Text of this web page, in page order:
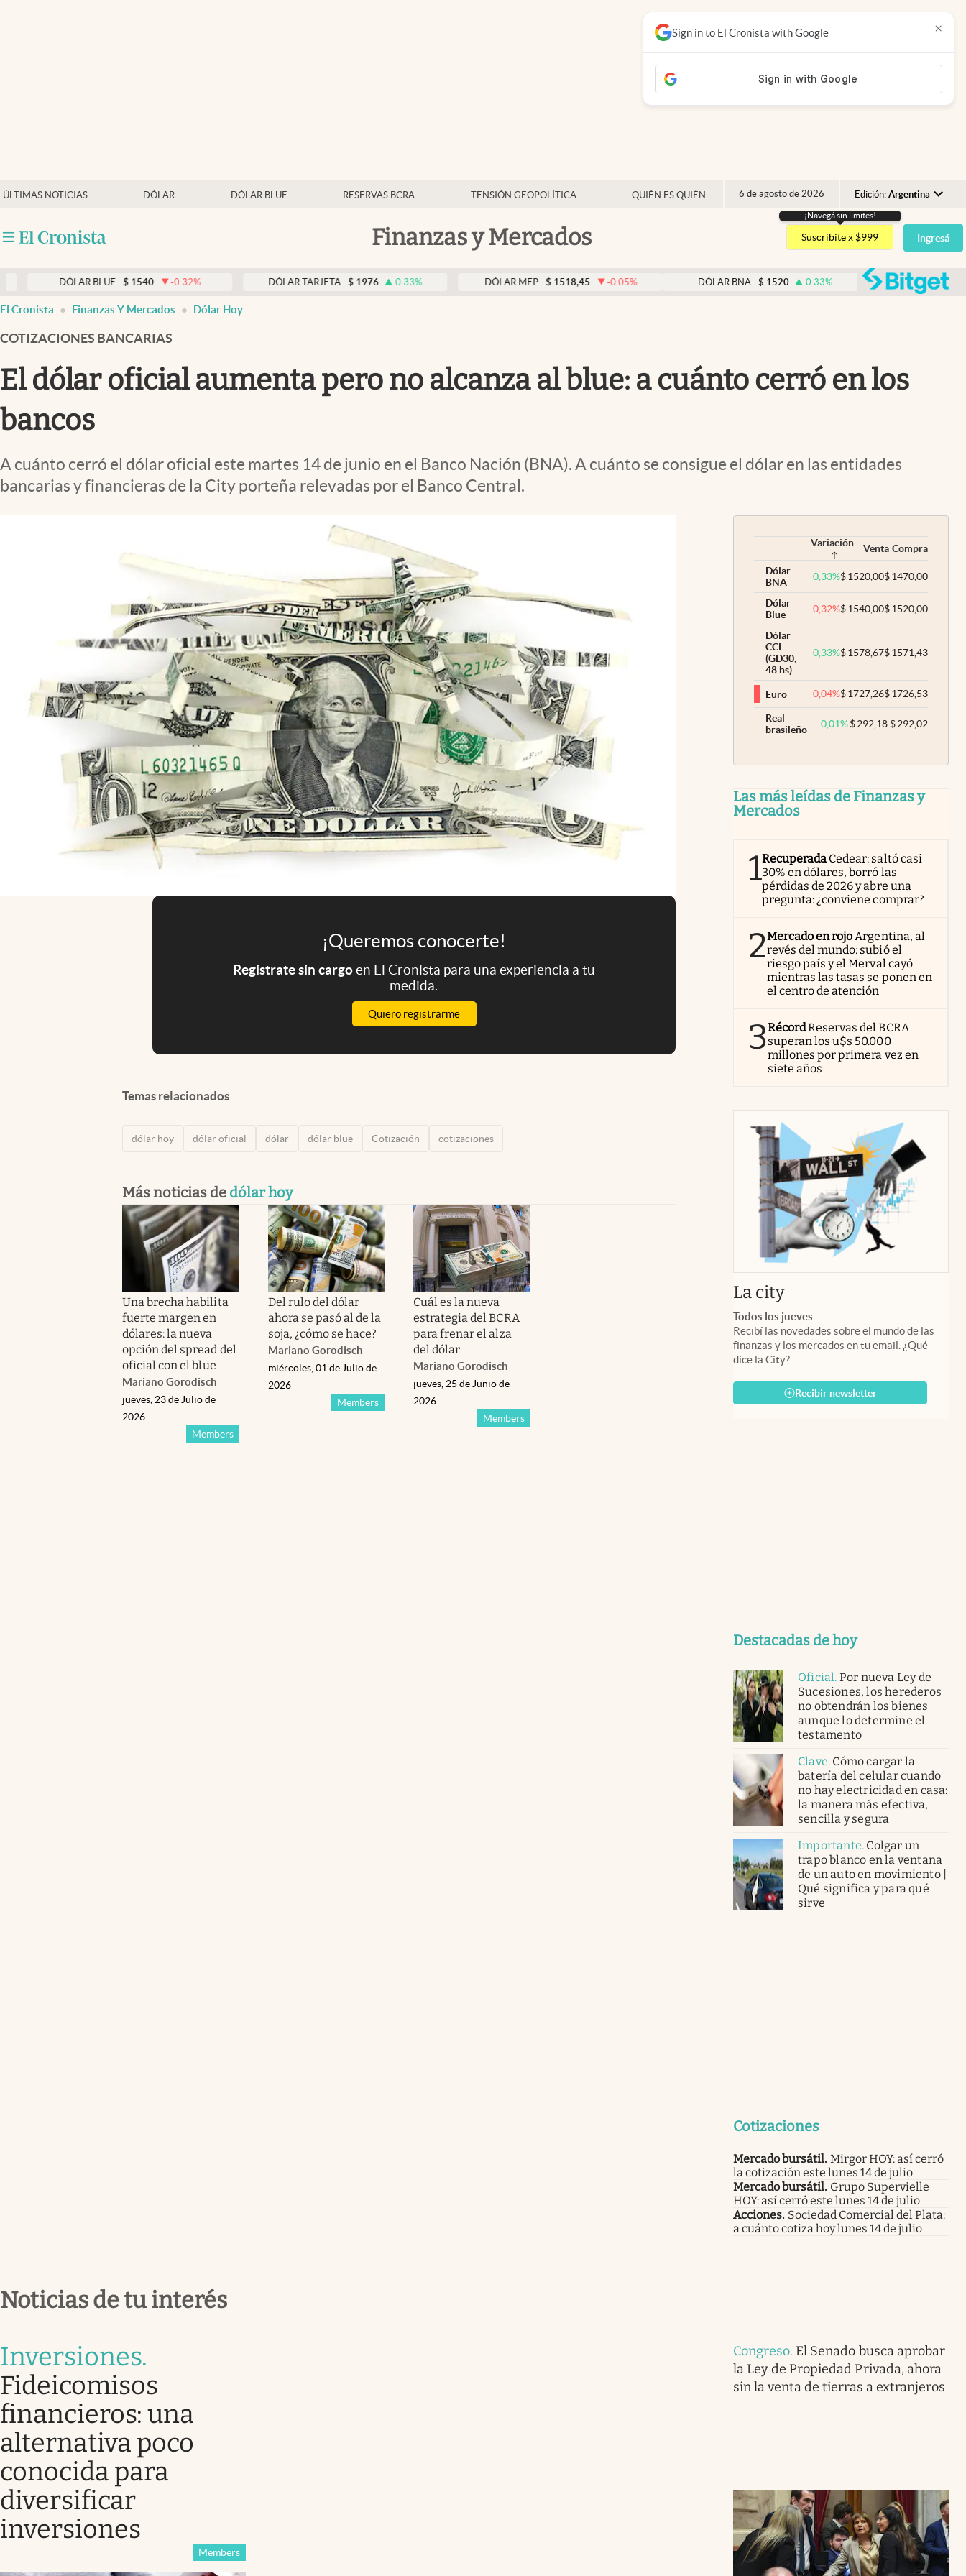
ÚLTIMAS NOTICIAS DÓLAR DÓLAR BLUE RESERVAS BCRA TENSIÓN GEOPOLÍTICA QUIÉN ES QUIÉN 6 de agosto de 2026 Edición: Argentina
Argentina
España
USA
Finanzas y Mercados
Mercados Online
Otras secciones
Clima
Mundial 2026
El Cronista Studio
Mediakit
¡Navegá sin limites!
Suscribite x $999 Ingresá
DÓLAR BLUE $ 1540 -0.32% DÓLAR TARJETA $ 1976 0.33% DÓLAR MEP $ 1518,45 -0.05% DÓLAR BNA $ 1520 0.33% DÓLAR BLUE $ 1540
Sign in to El Cronista with Google ×
El Cronista Finanzas Y Mercados Dólar Hoy
COTIZACIONES BANCARIAS
El dólar oficial aumenta pero no alcanza al blue: a cuánto cerró en los
bancos
A cuánto cerró el dólar oficial este martes 14 de junio en el Banco Nación (BNA). A cuánto se consigue el dólar en las entidades
bancarias y financieras de la City porteña relevadas por el Banco Central.
¡Queremos conocerte!
Registrate sin cargoen El Cronista para una experiencia a tu
medida.
Quiero registrarme
Temas relacionados
dólar hoy dólar oficial dólar dólar blue Cotización cotizaciones
Más noticias de dólar hoy
Una brecha habilita
fuerte margen en
dólares: la nueva
opción del spread del
oficial con el blue
Mariano Gorodisch
Members
jueves, 23 de Julio de
2026
Del rulo del dólar
ahora se pasó al de la
soja, ¿cómo se hace?
Mariano Gorodisch
Members
miércoles, 01 de Julio de
2026
Cuál es la nueva
estrategia del BCRA
para frenar el alza
del dólar
Mariano Gorodisch
Members
jueves, 25 de Junio de
2026
Variación Venta Compra
Dólar
BNA
0,33%$1520,00$1470,00
Dólar
Blue
-0,32%$1540,00$1520,00
Dólar
CCL
(GD30,
48 hs)
0,33%$1578,67$1571,43
Euro -0,04%$1727,26$1726,53
Real
brasileño
0,01% $292,18 $292,02
Las más leídas de Finanzas y
Mercados
1Recuperada Cedear: saltó casi
30% en dólares, borró las
pérdidas de 2026 y abre una
pregunta: ¿conviene comprar?
2Mercado en rojoArgentina, al
revés del mundo: subió el
riesgo país y el Merval cayó
mientras las tasas se ponen en
el centro de atención
3RécordReservas del BCRA
superan los u$s 50.000
millones por primera vez en
siete años
La cityabre en nueva pestaña
Todos los jueves
Recibí las novedades sobre el mundo de las
finanzas y los mercados en tu email. ¿Qué
dice la City?
Recibir newsletter
Destacadas de hoy
Oficial. Por nueva Ley de
Sucesiones, los herederos
no obtendrán los bienes
aunque lo determine el
testamento
Clave. Cómo cargar la
batería del celular cuando
no hay electricidad en casa:
la manera más efectiva,
sencilla y segura
Importante. Colgar un
trapo blanco en la ventana
de un auto en movimiento |
Qué significa y para qué
sirve
Cotizaciones
Mercado bursátil. Mirgor HOY: así cerró
la cotización este lunes 14 de julio
Mercado bursátil. Grupo Supervielle
HOY: así cerró este lunes 14 de julio
Acciones. Sociedad Comercial del Plata:
a cuánto cotiza hoy lunes 14 de julio
Noticias de tu interés
Inversiones.
Fideicomisos
financieros: una
alternativa poco
conocida para
diversificar
inversiones
Members
Congreso. El Senado busca aprobar
la Ley de Propiedad Privada, ahora
sin la venta de tierras a extranjeros